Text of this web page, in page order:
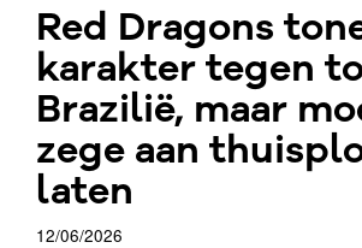
Red Dragons
karakter tegen
Brazilië, maar
zege aan
laten
12/06/2026